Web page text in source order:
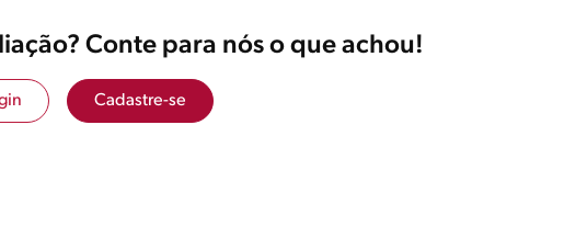
Conte para nós o que achou!
Cadastre-se